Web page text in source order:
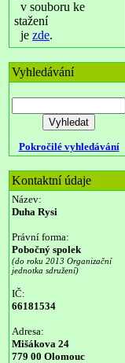
v souboru ke
stažení
je zde.
Vyhledávání
Pokročilé vyhledávání
Kontaktní údaje
Název:
Duha Rysi
Právní forma:
Pobočný spolek
(do roku 2013 Organizační
jednotka sdružení)
IČ:
66181534
Adresa:
Mišákova 24
779 00 Olomouc